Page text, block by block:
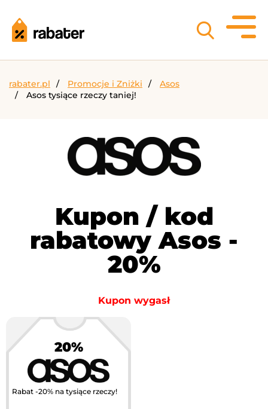
rabater.pl Promocje i Zniżki
Asos
Asos tysiące rzeczy taniej!
Kupon / kod
rabatowy Asos -
20%
Kupon wygasł
20%
Rabat -20% na tysiące rzeczy!